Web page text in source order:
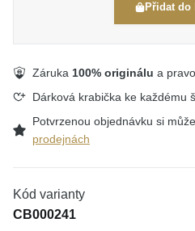
Přidat do
Záruka 100% originálu a
Dárková krabička ke každému
Potvrzenou objednávku si
prodejnách
Kód varianty
CB000241